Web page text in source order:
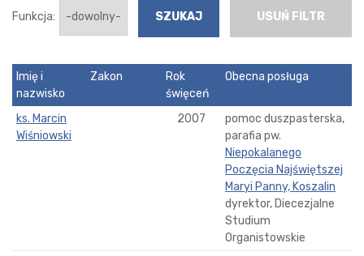
Funkcja: USUŃ FILTR
Imię i
nazwisko
Zakon
Rok
święceń
Obecna posługa
ks. Marcin
Wiśniowski
2007
pomoc duszpasterska,
parafia pw.
Niepokalanego
Poczęcia Najświętszej
Maryi Panny, Koszalin
dyrektor, Diecezjalne
Studium
Organistowskie